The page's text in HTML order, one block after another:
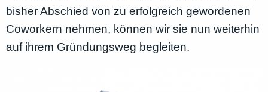
bisher Abschied von zu erfolgreich gewordenen
Coworkern nehmen, können wir sie nun weiterhin
auf ihrem Gründungsweg begleiten.